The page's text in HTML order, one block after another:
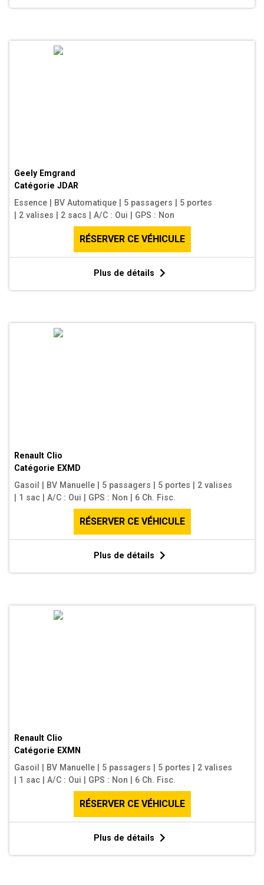
Geely Emgrand
Catégorie JDAR
Essence
BV Automatique 5 passagers
5 portes
2 valises 2 sacs A/C : Oui GPS : Non
RÉSERVER CE VÉHICULE
Plus de détails
Renault Clio
Catégorie EXMD
Gasoil
BV Manuelle 5 passagers 5 portes
2 valises
1 sac A/C : Oui GPS : Non 6 Ch. Fisc.
RÉSERVER CE VÉHICULE
Plus de détails
Renault Clio
Catégorie EXMN
Gasoil
BV Manuelle 5 passagers 5 portes
2 valises
1 sac A/C : Oui GPS : Non 6 Ch. Fisc.
RÉSERVER CE VÉHICULE
Plus de détails